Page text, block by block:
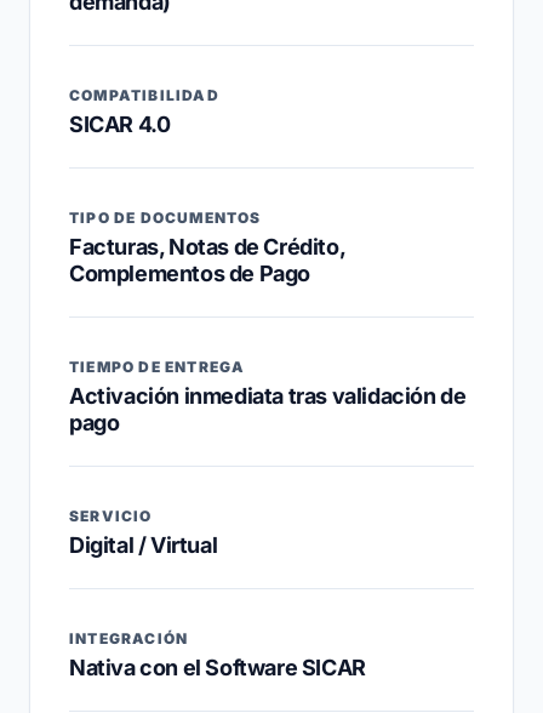
COMPATIBILIDAD
SICAR 4.0
TIPO DE DOCUMENTOS
Facturas, Notas de Crédito,
Complementos de Pago
TIEMPO DE ENTREGA
Activación inmediata tras validación de
pago
SERVICIO
Digital / Virtual
INTEGRACIÓN
Nativa con el Software SICAR